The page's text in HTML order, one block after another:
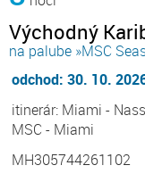
Východný
na palube »MSC
odchod: 30. 10.
itinerár: Miami -
MSC - Miami
MH305744261102